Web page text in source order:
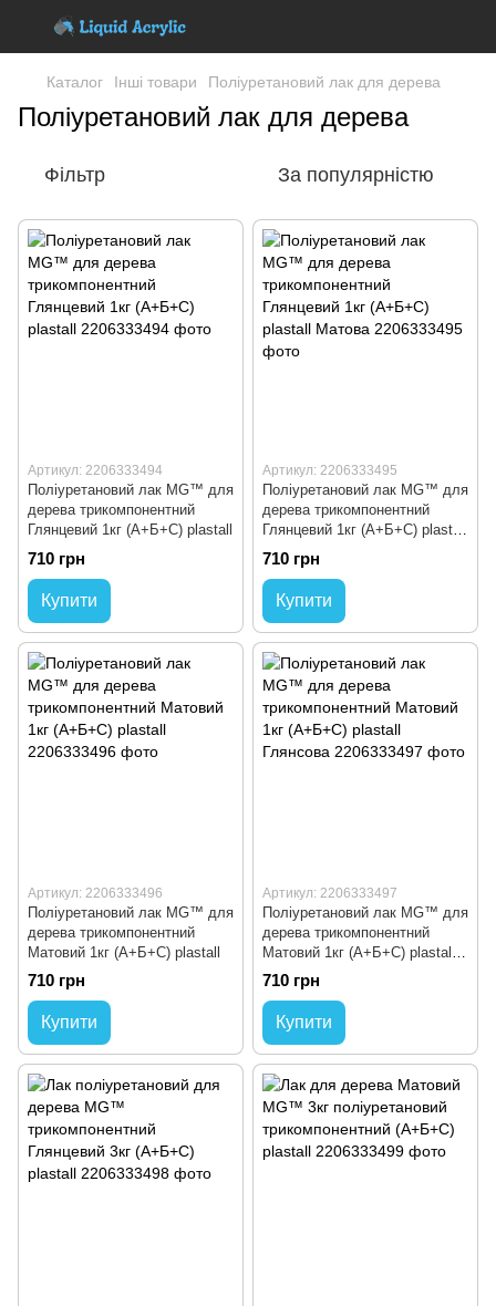
Каталог Інші товари Поліуретановий лак для дерева
Поліуретановий лак для дерева
Фільтр За популярністю
Артикул: 2206333494
Поліуретановий лак MG™ для
дерева трикомпонентний
Глянцевий 1кг (А+Б+С) plastall
710 грн
Купити
Артикул: 2206333495
Поліуретановий лак MG™ для
дерева трикомпонентний
Глянцевий 1кг (А+Б+С) plastall
Матова
710 грн
Купити
Артикул: 2206333496
Поліуретановий лак MG™ для
дерева трикомпонентний
Матовий 1кг (А+Б+С) plastall
710 грн
Купити
Артикул: 2206333497
Поліуретановий лак MG™ для
дерева трикомпонентний
Матовий 1кг (А+Б+С) plastall
Глянсова
710 грн
Купити